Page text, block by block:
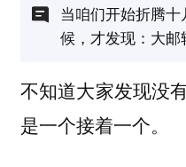
当咱们开始折腾
候，才发现：大邮
不知道大家发现没
是一个接着一个。